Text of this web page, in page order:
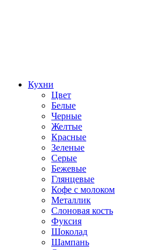
Кухни
Цвет
Белые
Черные
Желтые
Красные
Зеленые
Серые
Бежевые
Глянцевые
Кофе с молоком
Металлик
Слоновая кость
Фуксия
Шоколад
Шампань